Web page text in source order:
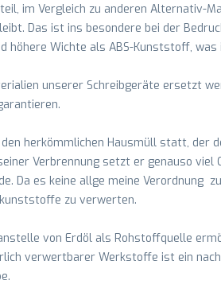
im Vergleich zu anderen Alternativ-
Das ist ins besondere bei der
höhere Wichte als ABS-Kunststoff,
unserer Schreibgeräte ersetzt
herkömmlichen Hausmüll statt, der
Verbrennung setzt er genauso viel
Da es keine allge meine
zu verwerten.
von Erdöl als Rohstoffquelle
verwertbarer Werkstoffe ist ein